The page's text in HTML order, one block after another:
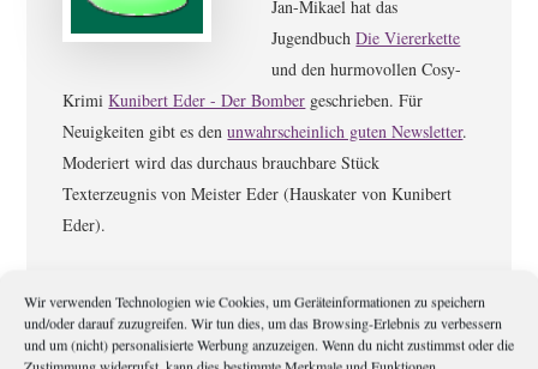
Wir verwenden Technologien wie Cookies, um Geräteinformationen zu speichern
und/oder darauf zuzugreifen. Wir tun dies, um das Browsing-Erlebnis zu verbessern
und um (nicht) personalisierte Werbung anzuzeigen. Wenn du nicht zustimmst oder die
Jan-Mikael hat das
JugendbuchDie Viererkette
und den hurmovollen Cosy-
KrimiKunibert Eder - Der Bomber geschrieben. Für
Neuigkeiten gibt es denunwahrscheinlich guten Newsletter.
Moderiert wird das durchaus brauchbare Stück
Texterzeugnis von Meister Eder (Hauskater von Kunibert
Eder).
Leser-
Schreibe einen Kommentar